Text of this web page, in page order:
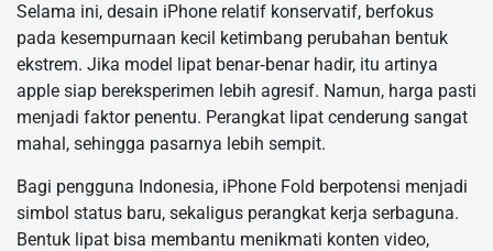
Selama ini, desain iPhone relatif konservatif, berfokus
pada kesempurnaan kecil ketimbang perubahan bentuk
ekstrem. Jika model lipat benar‑benar hadir, itu artinya
apple siap bereksperimen lebih agresif. Namun, harga pasti
menjadi faktor penentu. Perangkat lipat cenderung sangat
mahal, sehingga pasarnya lebih sempit.
Bagi pengguna Indonesia, iPhone Fold berpotensi menjadi
simbol status baru, sekaligus perangkat kerja serbaguna.
Bentuk lipat bisa membantu menikmati konten video,